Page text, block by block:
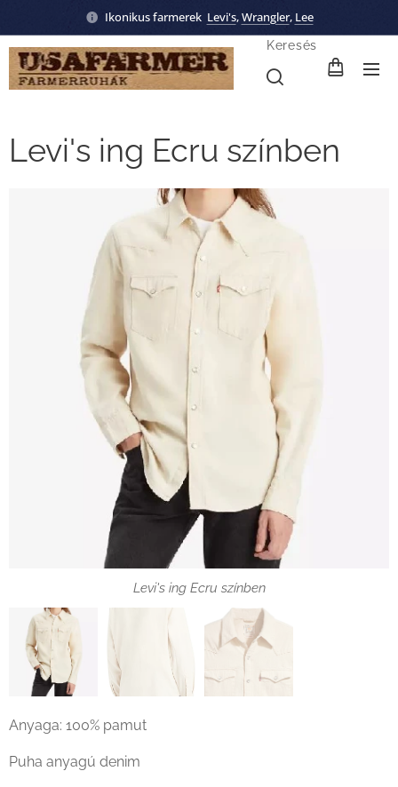
Ikonikus farmerek Levi's,Wrangler, Lee
Keresés
Levi's ing Ecru színben
Levi's ing Ecru színben
Levi's ing Ecru színben zseb
Anyaga: 100% pamut
Puha anyagú denim